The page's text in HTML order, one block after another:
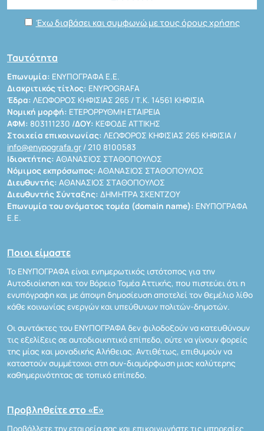
Έχω διαβάσει και συμφωνώ με τους όρους χρήσης
Ταυτότητα
Επωνυμία: ΕΝΥΠΟΓΡΑΦΑ Ε.Ε.
Διακριτικός τίτλος: ENYPOGRAFA
Έδρα: ΛΕΩΦΟΡΟΣ ΚΗΦΙΣΙΑΣ 265 / Τ.Κ. 14561 ΚΗΦΙΣΙΑ
Νομική μορφή: ΕΤΕΡΟΡΡΥΘΜΗ ΕΤΑΙΡΕΙΑ
ΑΦΜ: 803111230 /ΔΟΥ: ΚΕΦΟΔΕ ΑΤΤΙΚΗΣ
Στοιχεία επικοινωνίας: ΛΕΩΦΟΡΟΣ ΚΗΦΙΣΙΑΣ 265 ΚΗΦΙΣΙΑ /
info@enypografa.gr / 210 8100583
Ιδιοκτήτης: ΑΘΑΝΑΣΙΟΣ ΣΤΑΘΟΠΟΥΛΟΣ
Νόμιμος εκπρόσωπος: ΑΘΑΝΑΣΙΟΣ ΣΤΑΘΟΠΟΥΛΟΣ
Διευθυντής: ΑΘΑΝΑΣΙΟΣ ΣΤΑΘΟΠΟΥΛΟΣ
Διευθυντής Σύνταξης: ΔΗΜΗΤΡΑ ΣΚΕΝΤΖΟΥ
Επωνυμία του ονόματος τομέα (domain name): ΕΝΥΠΟΓΡΑΦΑ
Ε.Ε.
Ποιοι είμαστε
Το ΕΝΥΠΟΓΡΑΦΑ είναι ενημερωτικός ιστότοπος για την
Αυτοδιοίκηση και τον Βόρειο Τομέα Αττικής, που πιστεύει ότι η
ενυπόγραφη και με άποψη δημοσίευση αποτελεί τον θεμέλιο λίθο
κάθε κοινωνίας ενεργών και υπεύθυνων πολιτών-δημοτών.
Οι συντάκτες του ΕΝΥΠΟΓΡΑΦΑ δεν φιλοδοξούν να κατευθύνουν
τις εξελίξεις σε αυτοδιοικητικό επίπεδο, ούτε να γίνουν φορείς
της μίας και μοναδικής Αλήθειας. Αντιθέτως, επιθυμούν να
καταστούν συμμέτοχοι στη συν-διαμόρφωση μιας καλύτερης
καθημερινότητας σε τοπικό επίπεδο.
Προβληθείτε στο «Ε»
Προβάλλετε την εταιρεία σας και επικοινωνήστε τις υπηρεσίες